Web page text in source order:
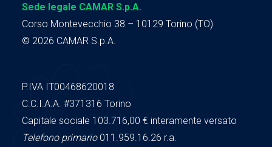
Sede legale CAMAR S.p.A.
Corso Montevecchio 38 – 10129 Torino (TO)
© 2026 CAMAR S.p.A.
P.IVA IT00468620018
C.C.I.A.A. #371316 Torino
Capitale sociale 103.716,00 € interamente versato
Telefono primario011.959.16.26 r.a.